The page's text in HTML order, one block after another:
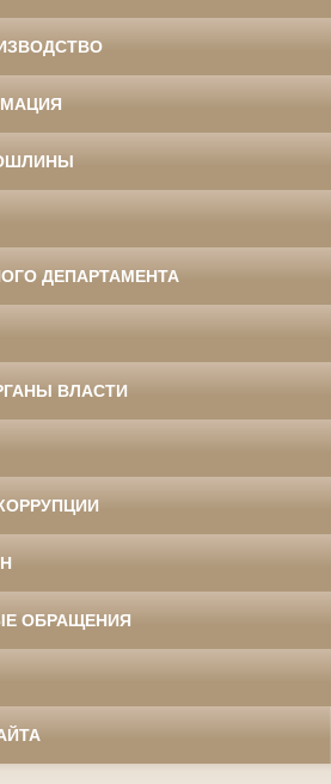
ДЕПАРТАМЕНТА
ВЛАСТИ
ОБРАЩЕНИЯ